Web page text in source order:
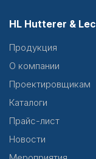
HL Hutterer &
Продукция
О компании
Проектировщикам
Каталоги
Прайс-лист
Новости